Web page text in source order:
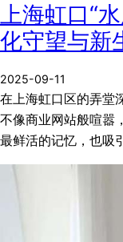
上海虹口“
化守望与新
2025-09-11
在上海虹口区的弄堂
不像商业网站般喧嚣
最鲜活的记忆，也吸